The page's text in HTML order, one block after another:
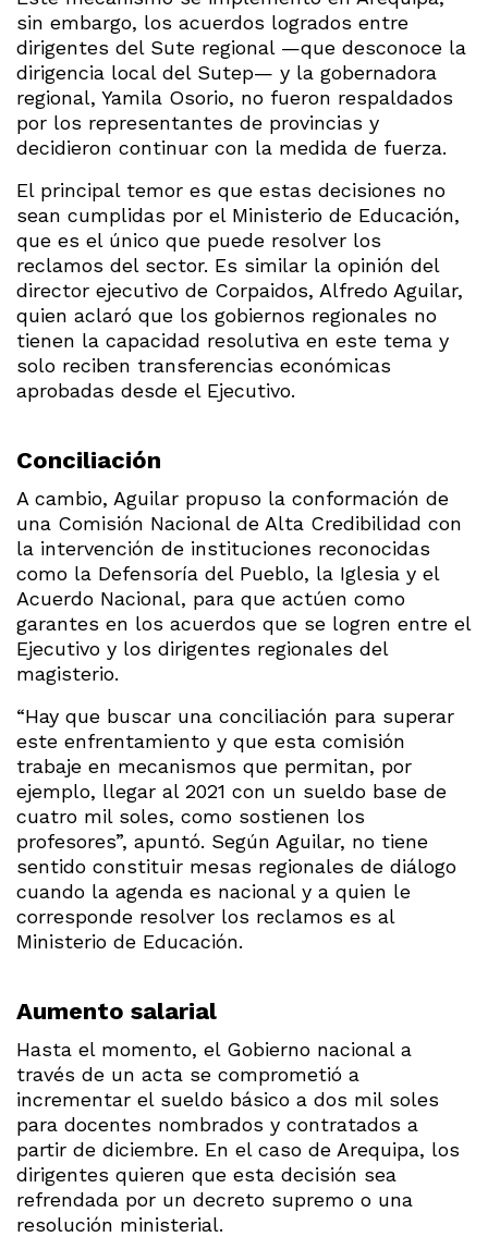
sin embargo, los acuerdos logrados entre
dirigentes del Sute regional —que desconoce la
dirigencia local del Sutep— y la gobernadora
regional, Yamila Osorio, no fueron respaldados
por los representantes de provincias y
decidieron continuar con la medida de fuerza.
El principal temor es que estas decisiones no
sean cumplidas por el Ministerio de Educación,
que es el único que puede resolver los
reclamos del sector. Es similar la opinión del
director ejecutivo de Corpaidos, Alfredo Aguilar,
quien aclaró que los gobiernos regionales no
tienen la capacidad resolutiva en este tema y
solo reciben transferencias económicas
aprobadas desde el Ejecutivo.
Conciliación
A cambio, Aguilar propuso la conformación de
una Comisión Nacional de Alta Credibilidad con
la intervención de instituciones reconocidas
como la Defensoría del Pueblo, la Iglesia y el
Acuerdo Nacional, para que actúen como
garantes en los acuerdos que se logren entre el
Ejecutivo y los dirigentes regionales del
magisterio.
“Hay que buscar una conciliación para superar
este enfrentamiento y que esta comisión
trabaje en mecanismos que permitan, por
ejemplo, llegar al 2021 con un sueldo base de
cuatro mil soles, como sostienen los
profesores”, apuntó. Según Aguilar, no tiene
sentido constituir mesas regionales de diálogo
cuando la agenda es nacional y a quien le
corresponde resolver los reclamos es al
Ministerio de Educación.
Aumento salarial
Hasta el momento, el Gobierno nacional a
través de un acta se comprometió a
incrementar el sueldo básico a dos mil soles
para docentes nombrados y contratados a
partir de diciembre. En el caso de Arequipa, los
dirigentes quieren que esta decisión sea
refrendada por un decreto supremo o una
resolución ministerial.